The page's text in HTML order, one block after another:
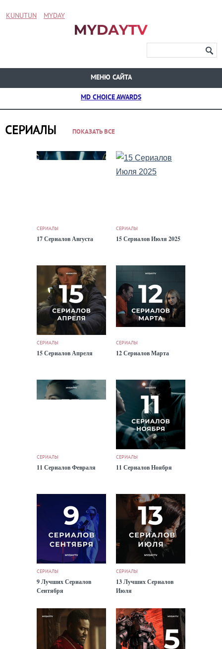
KUNUTUN MYDAY
МЕНЮ САЙТА
MD CHOICE AWARDS
СЕРИАЛЫ ПОКАЗАТЬ ВСЕ
СЕРИАЛЫ
17 Сериалов Августа
СЕРИАЛЫ
15 Сериалов Июля 2025
СЕРИАЛЫ
15 Сериалов Апреля
СЕРИАЛЫ
12 Сериалов Марта
СЕРИАЛЫ
11 Сериалов Февраля
СЕРИАЛЫ
11 Сериалов Ноября
СЕРИАЛЫ
9 Лучших Сериалов
Сентября
СЕРИАЛЫ
13 Лучших Сериалов
Июля